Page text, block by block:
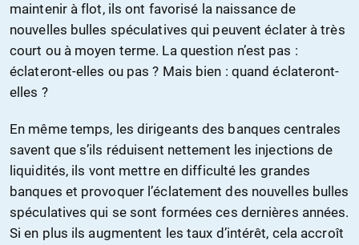
maintenir à flot, ils ont favorisé la naissance de
nouvelles bulles spéculatives qui peuvent éclater à très
court ou à moyen terme. La question n’est pas :
éclateront-elles ou pas ? Mais bien : quand éclateront-
elles ?
En même temps, les dirigeants des banques centrales
savent que s’ils réduisent nettement les injections de
liquidités, ils vont mettre en difficulté les grandes
banques et provoquer l’éclatement des nouvelles bulles
spéculatives qui se sont formées ces dernières années.
Si en plus ils augmentent les taux d’intérêt, cela accroît